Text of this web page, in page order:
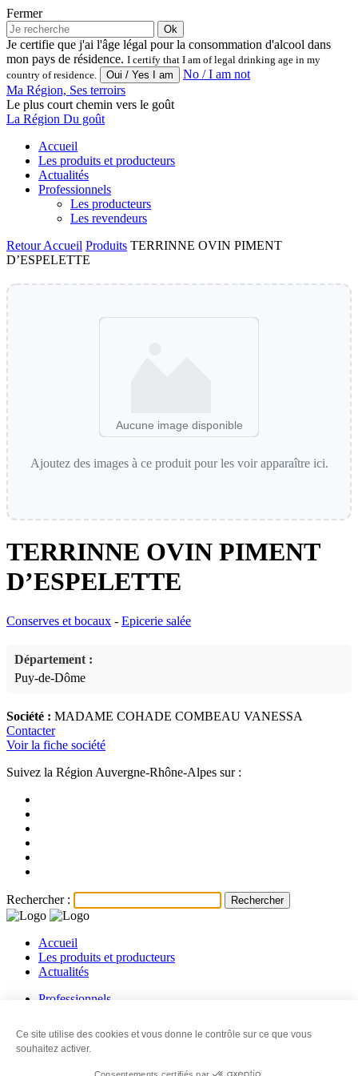
Fermer
Ok
Je certifie que j'ai l'âge légal pour la consommation d'alcool dans
mon pays de résidence. I certify that I am of legal drinking age in my
country of residence.
No / I am not
Ma Région, Ses terroirs
Le plus court chemin vers le goût
La Région Du goût
Accueil
Les produits et producteurs
Actualités
Professionnels
Les producteurs
Les revendeurs
RetourAccueil Produits TERRINNE OVIN PIMENT
D’ESPELETTE
Aucune image disponible
Ajoutez des images à ce produit pour les voir apparaître ici.
TERRINNE OVIN PIMENT
D’ESPELETTE
Conserves et bocaux - Epicerie salée
Département :
Puy-de-Dôme
Société : MADAME COHADE COMBEAU VANESSA
Contacter
Voir la fiche société
Suivez la Région Auvergne-Rhône-Alpes sur :
Rechercher :
Accueil
Les produits et producteurs
Actualités
Professionnels
Les revendeurs
Contact
Ma Région, Ses terroirs -Mentions légales
Ce site utilise des cookies et vous donne le contrôle sur ce que vous
souhaitez activer.
Consentements certifiés par